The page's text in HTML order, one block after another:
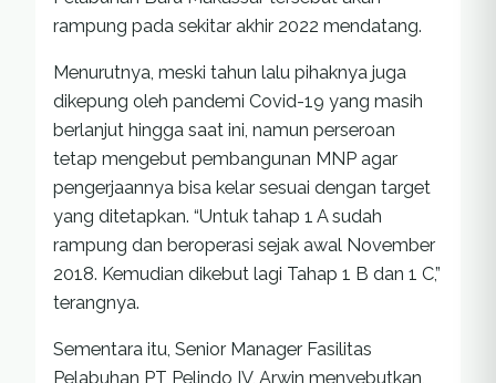
rampung pada sekitar akhir 2022 mendatang.
Menurutnya, meski tahun lalu pihaknya juga
dikepung oleh pandemi Covid-19 yang masih
berlanjut hingga saat ini, namun perseroan
tetap mengebut pembangunan MNP agar
pengerjaannya bisa kelar sesuai dengan target
yang ditetapkan. “Untuk tahap 1 A sudah
rampung dan beroperasi sejak awal November
2018. Kemudian dikebut lagi Tahap 1 B dan 1 C,”
terangnya.
Sementara itu, Senior Manager Fasilitas
Pelabuhan PT Pelindo IV, Arwin menyebutkan,